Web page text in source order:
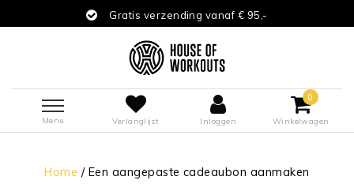
Gratis verzending vanaf € 95,-
Menu Verlanglijst Inloggen
0
Winkelwagen
Home / Een aangepaste cadeaubon aanmaken